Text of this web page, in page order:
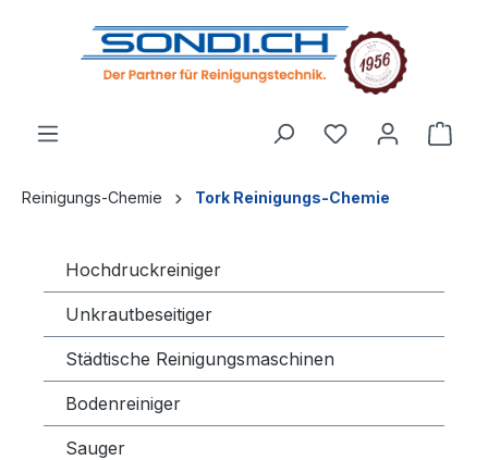
springen
Reinigungs-Chemie Tork Reinigungs-Chemie
Hochdruckreiniger
Unkrautbeseitiger
Städtische Reinigungsmaschinen
Bodenreiniger
Sauger